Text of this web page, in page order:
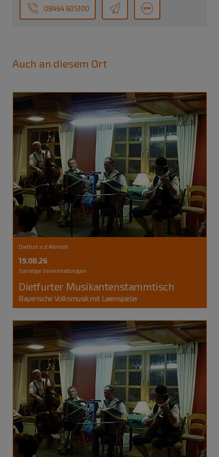
08464 605100
Auch an diesem Ort
Dietfurt a.d.Altmühl
19.08.26
Sonstige Veranstaltungen
Dietfurter Musikantenstammtisch
Bayerische Volksmusik mit Laienspieler